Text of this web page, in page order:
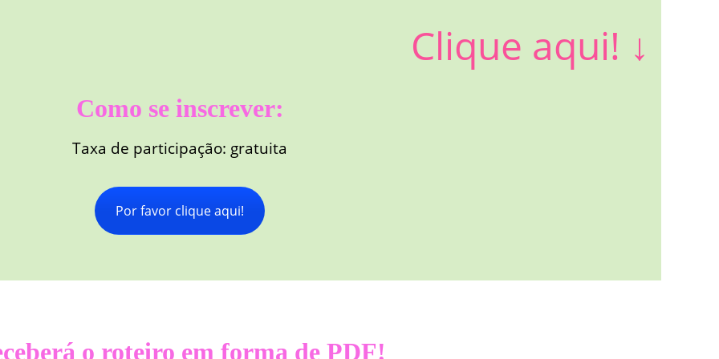
Clique aqui! ↓
Como se inscrever:
Taxa de participação: gratuita
Por favor clique aqui!
o roteiro em forma de PDF!